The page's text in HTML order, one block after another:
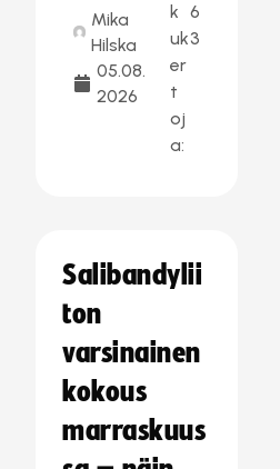
Mika
Hilska
05.08.
2026
k
uk
er
t
oj
a:
6
3
Salibandylii
ton
varsinainen
kokous
marraskuus